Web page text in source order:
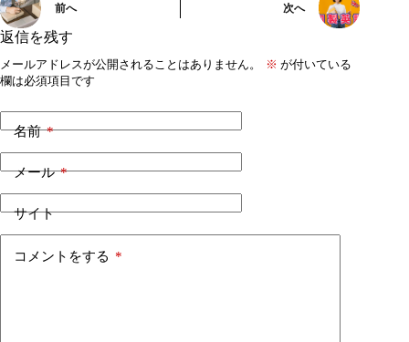
前へ 次へ
返信を残す
メールアドレスが公開されることはありません。 ※ が付いている
欄は必須項目です
名前*
メール*
サイト
コメントをする *